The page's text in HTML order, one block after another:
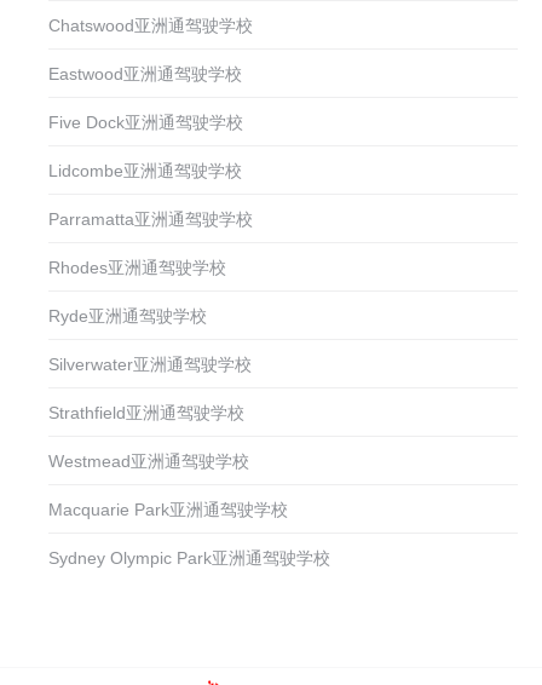
Chatswood亚洲通驾驶学校
Eastwood亚洲通驾驶学校
Five Dock亚洲通驾驶学校
Lidcombe亚洲通驾驶学校
Parramatta亚洲通驾驶学校
Rhodes亚洲通驾驶学校
Ryde亚洲通驾驶学校
Silverwater亚洲通驾驶学校
Strathfield亚洲通驾驶学校
Westmead亚洲通驾驶学校
Macquarie Park亚洲通驾驶学校
Sydney Olympic Park亚洲通驾驶学校